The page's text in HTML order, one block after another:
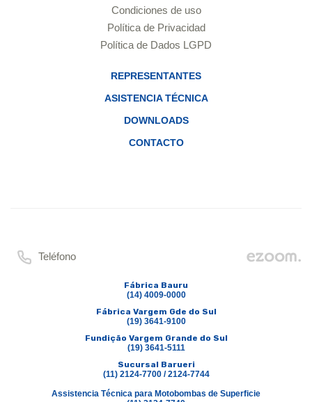
Condiciones de uso
Política de Privacidad
Política de Dados LGPD
REPRESENTANTES
ASISTENCIA TÉCNICA
DOWNLOADS
CONTACTO
Teléfono
Fábrica Bauru
(14) 4009-0000
Fábrica Vargem Gde do Sul
(19) 3641-9100
Fundição Vargem Grande do Sul
(19) 3641-5111
Sucursal Barueri
(11) 2124-7700 / 2124-7744
Assistencia Técnica para Motobombas de Superficie